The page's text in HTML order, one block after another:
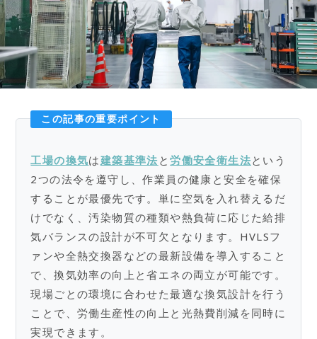
この記事の重要ポイント
工場の換気は建築基準法 と労働安全衛生法という
2つの法令を遵守し、作業員の健康と安全を確保
することが最優先です。単に空気を入れ替えるだ
けでなく、汚染物質の種類や熱負荷に応じた給排
気バランスの設計が不可欠となります。HVLSフ
ァンや全熱交換器などの最新設備を導入すること
で、換気効率の向上と省エネの両立が可能です。
現場ごとの環境に合わせた最適な換気設計を行う
ことで、労働生産性の向上と光熱費削減を同時に
実現できます。